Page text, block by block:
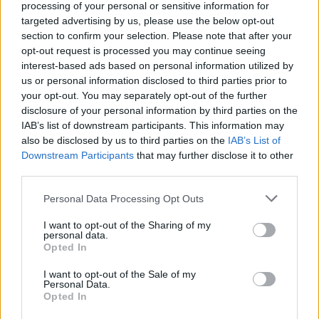
processing of your personal or sensitive information for
targeted advertising by us, please use the below opt-out
section to confirm your selection. Please note that after your
opt-out request is processed you may continue seeing
interest-based ads based on personal information utilized by
us or personal information disclosed to third parties prior to
your opt-out. You may separately opt-out of the further
disclosure of your personal information by third parties on the
IAB’s list of downstream participants. This information may
also be disclosed by us to third parties on the IAB’s List of
Downstream Participants that may further disclose it to other
Personal Data Processing Opt Outs
I want to opt-out of the Sharing of my
personal data.
Opted In
I want to opt-out of the Sale of my
Personal Data.
Opted In
αυξήσουν την ισχύ του. Πρόκειται για ενός είδους
έμπλαστρο που αποτελείται από 400
μικροσκοπικές βελόνες που μεταφέρουν τα
κομμάτια πρωτεΐνης S στο δέρμα, όπου η
ανοσολογική αντίδραση είναι ισχυρότερη.
Το σύστημα είναι επίσης εξαιρετικά επεκτάσιμο. Τα
τεμάχια πρωτεΐνης κατασκευάζονται από ένα
«εργοστάσιο κυττάρων», τα οποία μπορούν να
στοιβάζονται περαιτέρω για πολλαπλασιαστική
απόδοση. Μόλις παρασκευαστεί το εμβόλιο
μπορεί να παραμείνει σε θερμοκρασία δωματίου
μέχρι να χρειαστεί, εξαλείφοντας την ανάγκη για
Οι ερευνητές βρίσκονται τώρα στη διαδικασία